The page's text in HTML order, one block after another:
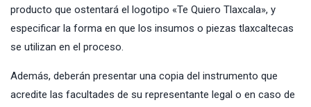
producto que ostentará el logotipo «Te Quiero Tlaxcala», y
especificar la forma en que los insumos o piezas tlaxcaltecas
se utilizan en el proceso.
Además, deberán presentar una copia del instrumento que
acredite las facultades de su representante legal o en caso de